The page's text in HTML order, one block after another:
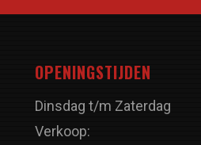
OPENINGSTIJDEN
Dinsdag t/m Zaterdag
Verkoop: